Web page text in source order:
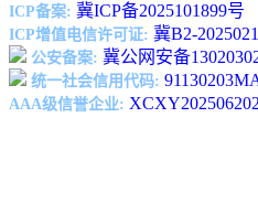
ICP备案: 冀ICP备2025101899号
ICP增值电信许可证: 冀B2-
公安备案: 冀公网安备
统一社会信用代码:
AAA级信誉企业: